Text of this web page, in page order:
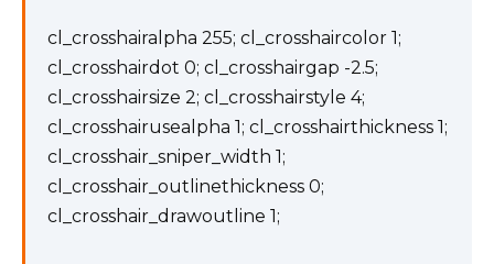
cl_crosshairalpha 255; cl_crosshaircolor 1;
cl_crosshairdot 0; cl_crosshairgap -2.5;
cl_crosshairsize 2; cl_crosshairstyle 4;
cl_crosshairusealpha 1; cl_crosshairthickness 1;
cl_crosshair_sniper_width 1;
cl_crosshair_outlinethickness 0;
cl_crosshair_drawoutline 1;